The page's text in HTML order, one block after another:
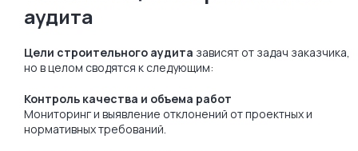
аудита
Цели строительного аудита зависят от задач заказчика,
но в целом сводятся к следующим:
Контроль качества и объема работ
Мониторинг и выявление отклонений от проектных и
нормативных требований.